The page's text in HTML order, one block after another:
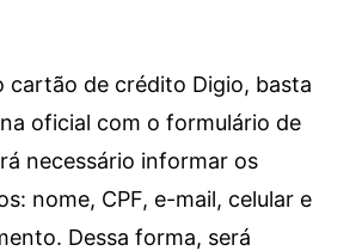
cartão de crédito Digio, basta
oficial com o formulário de
necessário informar os
nome, CPF, e-mail, celular e
Dessa forma, será